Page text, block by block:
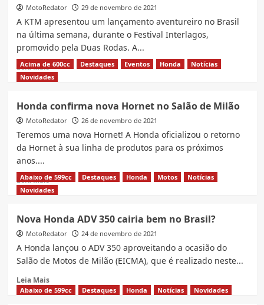
da
2022
no
Salão
de
Milão
MotoRedator 29 de novembro de 2021
A KTM apresentou um lançamento aventureiro no Brasil
na última semana, durante o Festival Interlagos,
promovido pela Duas Rodas. A...
Leia MaisRead
more
890
Adventure
chega
em
no
Brasil
Acima de 600cc Destaques Eventos Honda
Notícias
Novidades
Honda confirma nova Hornet no Salão de Milão
MotoRedator 26 de novembro de 2021
Teremos uma nova Hornet! A Honda oficializou o retorno
da Hornet à sua linha de produtos para os próximos
anos....
Leia MaisRead
more
confirma
nova
Hornet
no
de
Milão
Abaixo de 599cc Destaques Honda Motos
Notícias
Novidades
Nova Honda ADV 350 cairia bem no Brasil?
MotoRedator 24 de novembro de 2021
A Honda lançou o ADV 350 aproveitando a ocasião do
Salão de Motos de Milão (EICMA), que é realizado neste...
Leia MaisRead
more
Abaixo de 599cc Destaques Honda Notícias Novidades